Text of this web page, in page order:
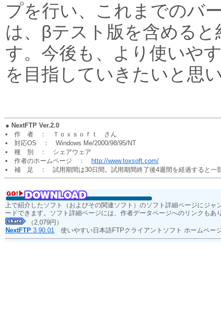
プを行い、これまでのバ
は、βテスト版を含める
す。今後も、より使いや
を目指していきたいと思
● NextFTP Ver.2.0
作 者 ： Ｔｏｘｓｏｆｔ さん
対応OS ： Windows Me/2000/98/95/NT
種 別 ： シェアウェア
作者のホームページ ：
http://www.toxsoft.com/
補 足 ： 試用期間は30日間。試用期間終了後4週間を経過すると一
上で紹介したソフト（およびその関連ソフト）のソフト詳細ページにジ
ードできます。ソフト詳細ページには、作者データページへのリンクもあ
（2,079円）
NextFTP 3.90.01 使いやすい日本語FTPクライアントソフト ホームペ